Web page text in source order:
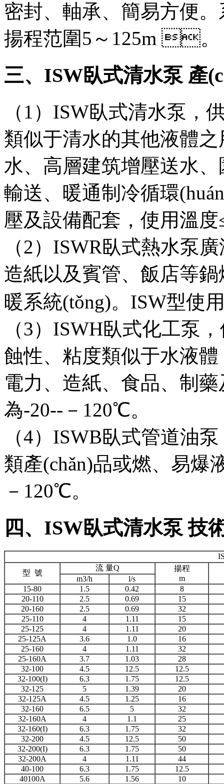
密封、軸承、簡易
揚程范圍5～125m 。
三、ISW臥式清水泵 產
（1）ISW臥式清水泵
類似于清水的其他液體之
水、高層建筑增壓送水
輸送、暖通制冷循環
壓及設備配套，使用溫度
（2）ISWR臥式熱水泵廣泛適
造紙以及賓管、飯店等
暖系統(tǒng)。ISW型
（3）ISWH臥式化工泵
蝕性、粘度類似于水液體
電力、造紙、食品
為-20--－120℃。
（4）ISWB臥式管道油泵，
類產(chǎn)品或燃、易
－120℃。
四、ISW臥式清水泵
型 號
流 量Q
揚程
m
m3/h
l/s
15-80
1.5 0.42
8
20-110
2.5 0.69
15
20-160
2.5 0.69
32
25-110
4 1.11
15
25-125
4 1.11
20
25-125A
3.6 1.0
16
25-160
4 1.11
32
25-160A
3.7 1.03
28
32-100
4.5 12.5
12.5
32-100(I)
6.3 1.75
12.5
32-125
5 1.39
20
32-125A
4.5 1.25
16
32-160
6.5 5
32
32-160A
4 1.1
25
32-160(I)
6.3 1.75
32
32-200
4.5 12.5
50
32-200(I)
6.3 1.75
50
32-200A
4 1.11
44
40-100
6.3 1.75
12.5
40100A
5.6 1.56
10